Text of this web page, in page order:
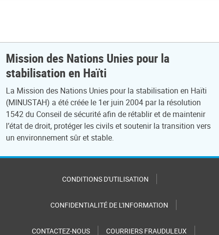
Mission des Nations Unies pour la
stabilisation en Haïti
La Mission des Nations Unies pour la stabilisation en Haïti
(MINUSTAH) a été créée le 1er juin 2004 par la résolution
1542 du Conseil de sécurité afin de rétablir et de maintenir
l’état de droit, protéger les civils et soutenir la transition vers
un environnement sûr et stable.
CONDITIONS D'UTILISATION
CONFIDENTIALITÉ DE L'INFORMATION
CONTACTEZ-NOUS COURRIERS FRAUDULEUX